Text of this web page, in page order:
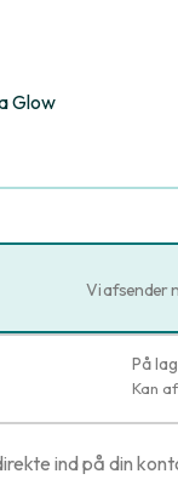
Glow
Vi afsender
På
Kan
ind på din